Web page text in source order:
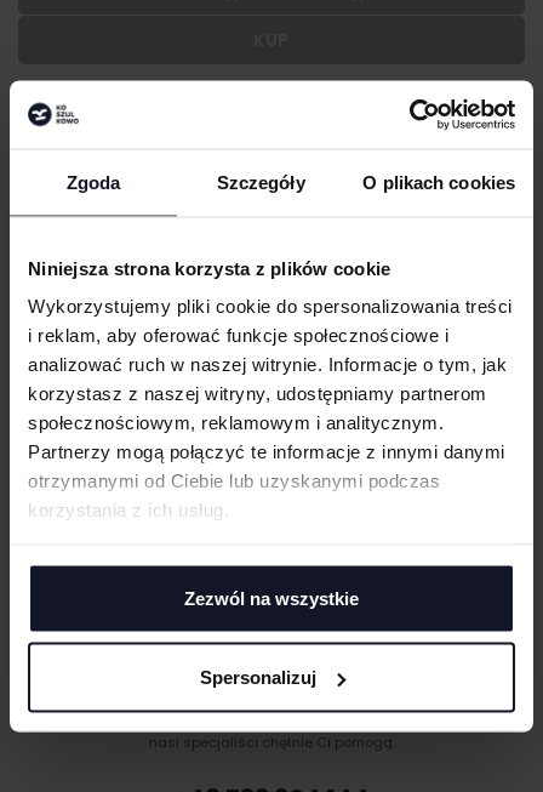
Zgoda Szczegóły O plikach cookies
Niniejsza strona korzysta z plików cookie
Wykorzystujemy pliki cookie do spersonalizowania treści
i reklam, aby oferować funkcje społecznościowe i
analizować ruch w naszej witrynie. Informacje o tym, jak
korzystasz z naszej witryny, udostępniamy partnerom
społecznościowym, reklamowym i analitycznym.
Partnerzy mogą połączyć te informacje z innymi danymi
otrzymanymi od Ciebie lub uzyskanymi podczas
korzystania z ich usług.
Zezwól na wszystkie
Spersonalizuj
Krój oversize z mocno opadającymi ramionami
Kaptur XXL
Szerokie prążkowane ściągacze na rękawach i obszyciu
Ciężka bawełniana frotte
GRAMATURA I SKŁAD
CERTYFIKATY
TECHNIKI ZDOBIENIA
wyniku otrzymujemy charakterystyczne, trójwymiarowe wzory.
Sitodruk
większych seriach. Idealny do koszulek, bluz i odzieży firmowej,
Druk cyfrowy - DTF i DTG
RODZAJ NADRUKU
UMIEJSCOWIENIE
WIELKOŚĆ
W:
cm | SZ: cm
WGRAJ GRAFIKĘ
UWAGI
ANULUJ
DODAJ
MASZ PYTANIA? ZAPYTAJ SPECJALISTĘ
Jeśli masz pytania odnośnie naszych produktów, zdobień lub współpracy,
nasi specjaliści chętnie Ci pomogą.